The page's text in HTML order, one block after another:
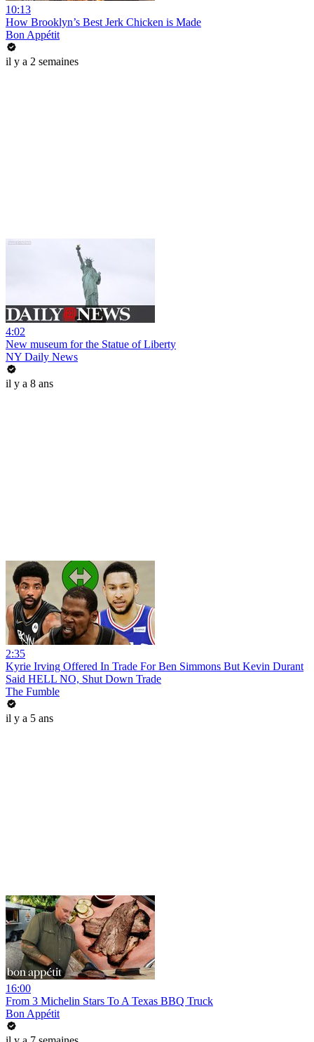
10:13
How Brooklyn’s Best Jerk Chicken is Made
Bon Appétit
il y a 2 semaines
4:02
New museum for the Statue of Liberty
NY Daily News
il y a 8 ans
2:35
Kyrie Irving Offered In Trade For Ben Simmons But Kevin Durant
Said HELL NO, Shut Down Trade
The Fumble
il y a 5 ans
16:00
From 3 Michelin Stars To A Texas BBQ Truck
Bon Appétit